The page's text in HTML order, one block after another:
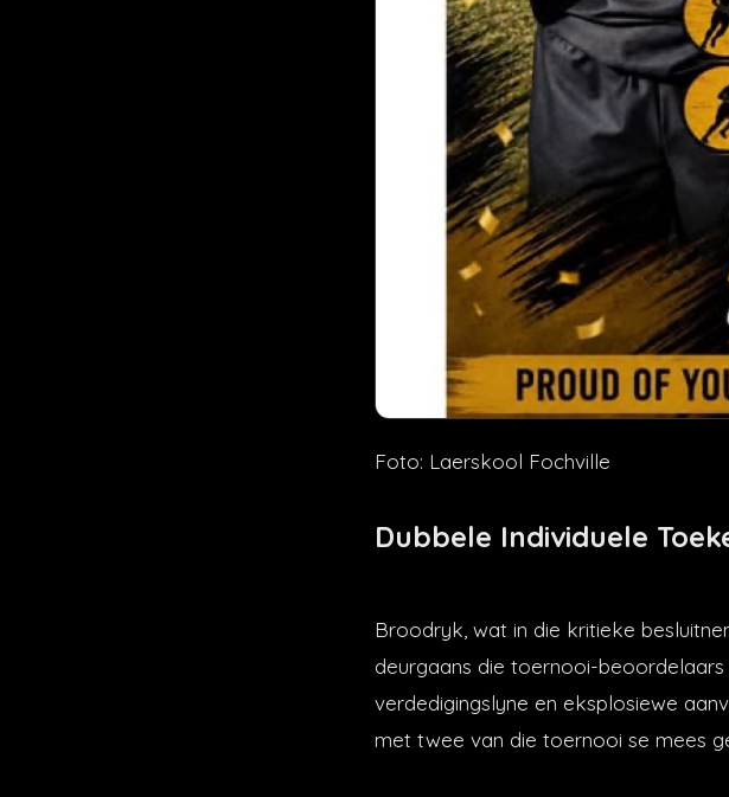
Foto: Laerskool Fochville
Dubbele Individuele
Broodryk, wat in die kritieke
deurgaans die toernooi-
verdedigingslyne en eksplosiewe
met twee van die toernooi se mees